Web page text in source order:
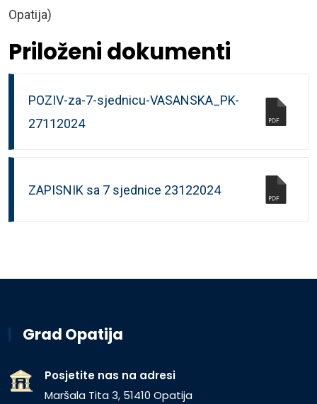
Opatija)
Priloženi dokumenti
POZIV-za-7-sjednicu-VASANSKA_PK-
27112024
ZAPISNIK sa 7 sjednice 23122024
Grad Opatija
Posjetite nas na adresi
Maršala Tita 3, 51410 Opatija